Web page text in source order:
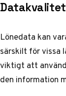
Lönedata kan
särskilt för vissa
viktigt att
den information